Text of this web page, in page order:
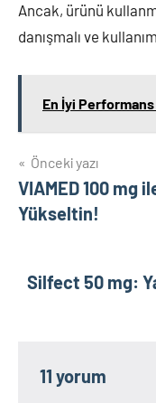
Ancak, ürünü
danışmalı ve
En İyi
Yazı
gezinmesi
Önceki yazı
VIAMED 100 mg
Yükseltin!
Silfect 50 mg:
11 yorum